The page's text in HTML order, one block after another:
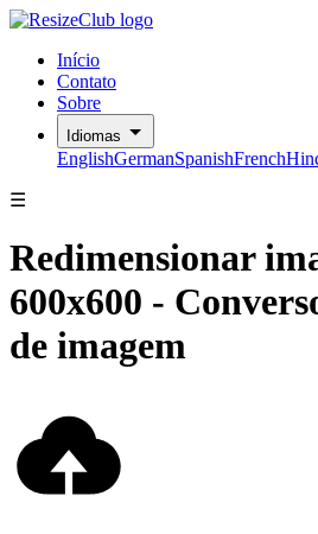
Início
Contato
Sobre
Idiomas
EnglishGermanSpanishFrench
☰
Redimensionar
600x600 -
de imagem